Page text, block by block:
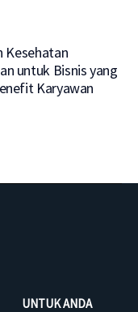
Kesehatan
untuk Bisnis yang
Karyawan
UNTUK ANDA